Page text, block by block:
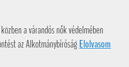
a várandós nők védelmében
az AlkotmánybíróságElolvasom